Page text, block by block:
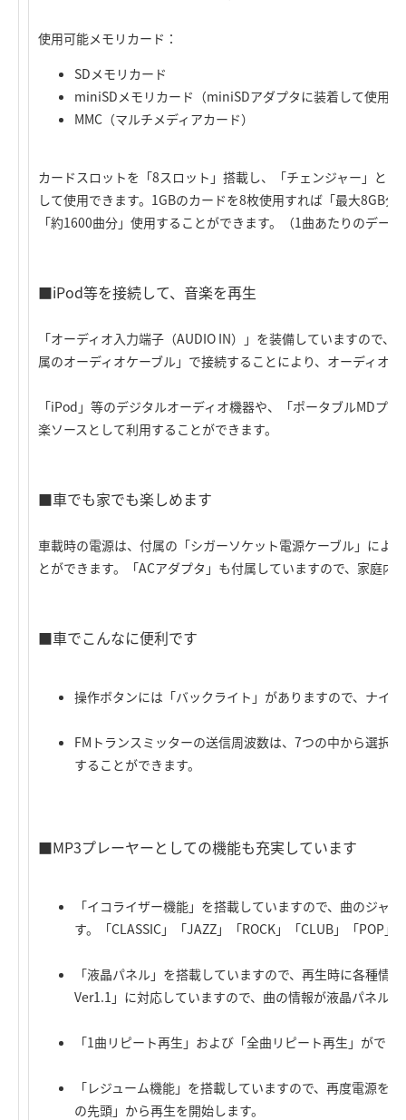
使用可能メモリカード：
SDメモリカード
miniSDメモリカード（miniSDアダプタに装着して使用）
MMC（マルチメディアカード）
カードスロットを「8スロット」搭載し、「チェンジャー」と
して使用できます。1GBのカードを8枚使用すれば「最大8GB
「約1600曲分」使用することができます。（1曲あたりのデー
■iPod等を接続して、音楽を再生
「オーディオ入力端子（AUDIO IN）」を装備していますので
属のオーディオケーブル」で接続することにより、オーディオ
「iPod」等のデジタルオーディオ機器や、「ポータブルMDプ
楽ソースとして利用することができます。
■車でも家でも楽しめます
車載時の電源は、付属の「シガーソケット電源ケーブル」によ
とができます。「ACアダプタ」も付属していますので、家庭内
■車でこんなに便利です
操作ボタンには「バックライト」がありますので、ナイ
FMトランスミッターの送信周波数は、7つの中から選択
することができます。
■MP3プレーヤーとしての機能も充実しています
「イコライザー機能」を搭載していますので、曲のジャ
す。「CLASSIC」「JAZZ」「ROCK」「CLUB」「POP
「液晶パネル」を搭載していますので、再生時に各種情
Ver1.1」に対応していますので、曲の情報が液晶パネル
「1曲リピート再生」および「全曲リピート再生」ができ
「レジューム機能」を搭載していますので、再度電源を
の先頭」から再生を開始します。